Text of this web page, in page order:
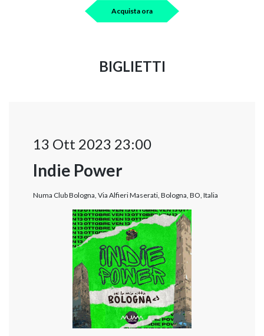
Acquista ora
BIGLIETTI
13 Ott 2023 23:00
Indie Power
Numa Club Bologna, Via Alfieri Maserati, Bologna, BO, Italia